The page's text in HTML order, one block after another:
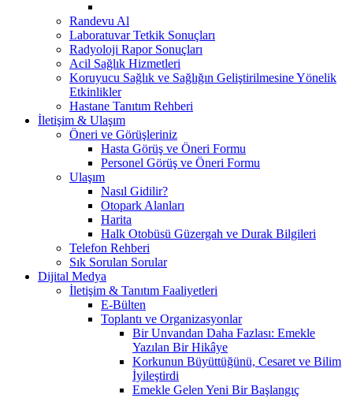
Randevu Al
Laboratuvar Tetkik Sonuçları
Radyoloji Rapor Sonuçları
Acil Sağlık Hizmetleri
Koruyucu Sağlık ve Sağlığın Geliştirilmesine Yönelik
Etkinlikler
Hastane Tanıtım Rehberi
İletişim & Ulaşım
Öneri ve Görüşleriniz
Hasta Görüş ve Öneri Formu
Personel Görüş ve Öneri Formu
Ulaşım
Nasıl Gidilir?
Otopark Alanları
Harita
Halk Otobüsü Güzergah ve Durak Bilgileri
Telefon Rehberi
Sık Sorulan Sorular
Dijital Medya
İletişim & Tanıtım Faaliyetleri
E-Bülten
Toplantı ve Organizasyonlar
Bir Unvandan Daha Fazlası: Emekle
Yazılan Bir Hikâye
Korkunun Büyüttüğünü, Cesaret ve Bilim
İyileştirdi
Emekle Gelen Yeni Bir Başlangıç